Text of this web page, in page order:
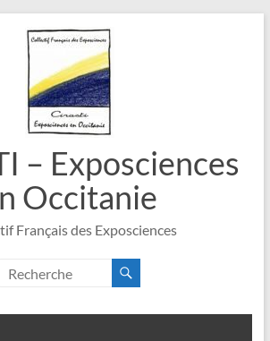
– Exposciences
Occitanie
Français des Exposciences